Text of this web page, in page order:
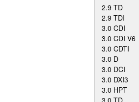
2.9 TD
2.9 TDI
3.0 CDI
3.0 CDI V6
3.0 CDTI
3.0 D
3.0 DCI
3.0 DXI3
3.0 HPT
3.0 TD